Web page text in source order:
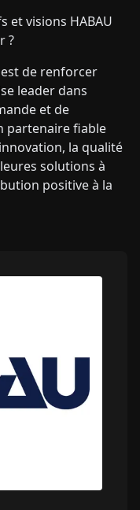
et visions HABAU
?
de renforcer
leader dans
et de
partenaire fiable
la qualité
solutions à
positive à la